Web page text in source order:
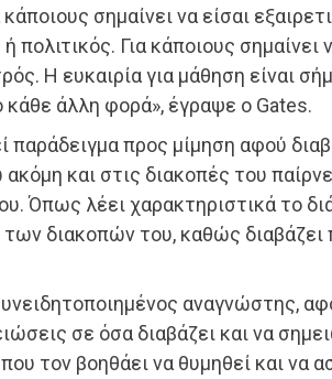
σημαίνει να είσαι
πολιτικός. Για κάποιους σημαίνει
Η ευκαιρία για μάθηση είναι
κάθε άλλη φορά», έγραψε ο Gates.
παράδειγμα προς μίμηση αφού
και στις διακοπές του
Όπως λέει χαρακτηριστικά το
διακοπών του, καθώς διαβάζει
αναγνώστης,
σε όσα διαβάζει και να
τον βοηθάει να θυμηθεί και να